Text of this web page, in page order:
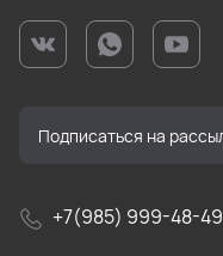
+7(985) 999-48-49